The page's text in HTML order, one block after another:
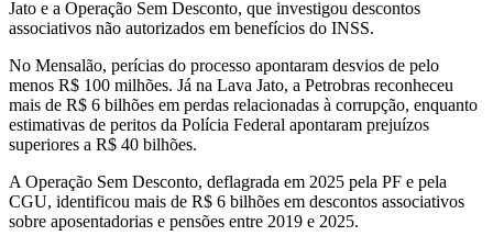
Jato e a Operação Sem Desconto, que investigou descontos
associativos não autorizados em benefícios do INSS.
No Mensalão, perícias do processo apontaram desvios de pelo
menos R$ 100 milhões. Já na Lava Jato, a Petrobras reconheceu
mais de R$ 6 bilhões em perdas relacionadas à corrupção, enquanto
estimativas de peritos da Polícia Federal apontaram prejuízos
superiores a R$ 40 bilhões.
A Operação Sem Desconto, deflagrada em 2025 pela PF e pela
CGU, identificou mais de R$ 6 bilhões em descontos associativos
sobre aposentadorias e pensões entre 2019 e 2025.